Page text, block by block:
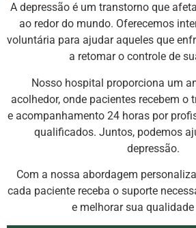
A depressão é um transtorno que
ao redor do mundo. Oferecemos
voluntária para ajudar aqueles que
a retomar o controle de
Nosso hospital proporciona um
acolhedor, onde pacientes recebem o
e acompanhamento 24 horas por
qualificados. Juntos, podemos
depressão.
Com a nossa abordagem
cada paciente receba o suporte
e melhorar sua qualidade